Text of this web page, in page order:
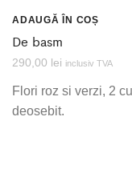
ADAUGĂ ÎN COȘ
De basm
290,00 lei inclusiv TVA
Flori roz si verzi, 2
deosebit.